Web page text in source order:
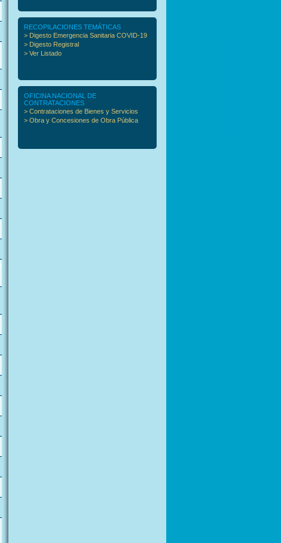
RECOPILACIONES TEMÁTICAS
> Digesto Emergencia Sanitaria COVID-19
> Digesto Registral
> Ver Listado
OFICINA NACIONAL DE
CONTRATACIONES
> Contrataciones de Bienes y Servicios
> Obra y Concesiones de Obra Pública